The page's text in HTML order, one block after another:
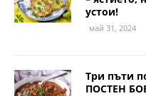
устои!
май 31, 2024
Три пъти
ПОСТЕН